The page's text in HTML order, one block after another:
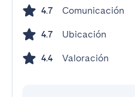
4.7 Comunicación
4.7 Ubicación
4.4 Valoración